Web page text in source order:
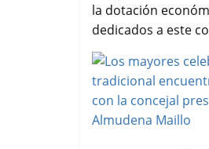
la dotación
dedicados a este